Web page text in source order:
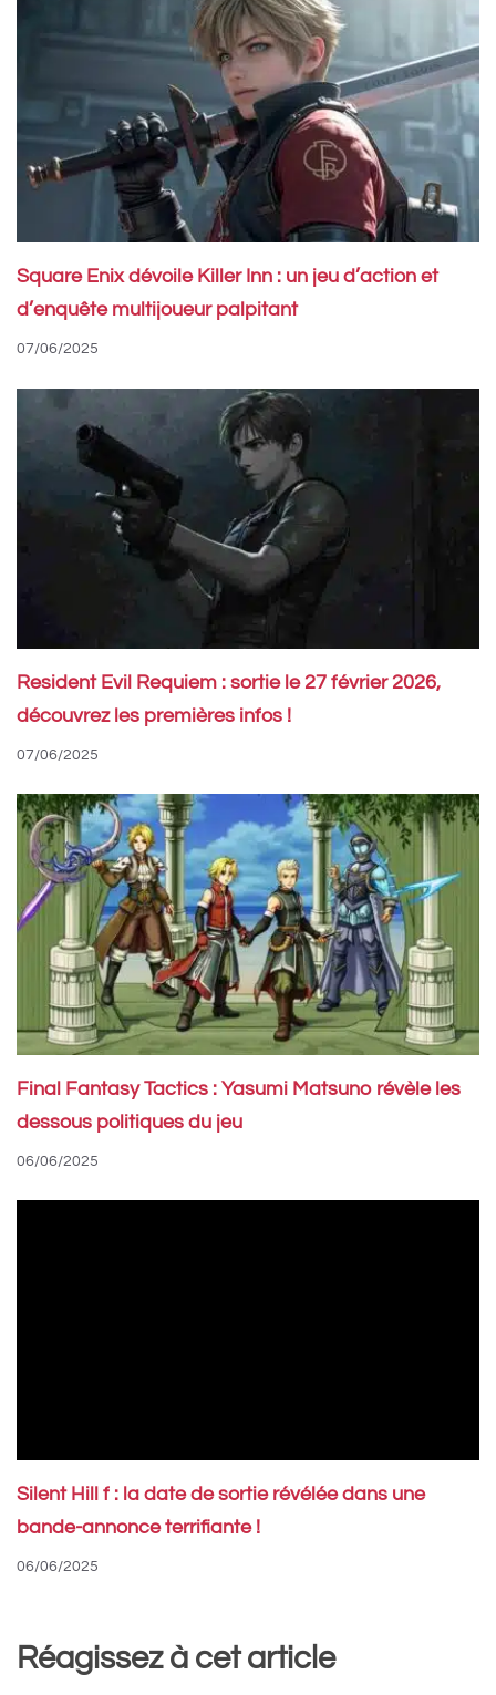
Square Enix dévoile Killer Inn : un jeu d’action et
d’enquête multijoueur palpitant
07/06/2025
Resident Evil Requiem : sortie le 27 février 2026,
découvrez les premières infos !
07/06/2025
Final Fantasy Tactics : Yasumi Matsuno révèle les
dessous politiques du jeu
06/06/2025
Silent Hill f : la date de sortie révélée dans une
bande-annonce terrifiante !
06/06/2025
Réagissez à cet article